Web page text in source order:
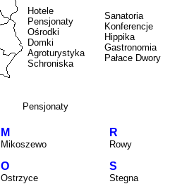
Hotele
Pensjonaty
Ośrodki
Domki
Agroturystyka
Schroniska
Sanatoria
Konferencje
Hippika
Gastronomia
Pałace Dwory
Pensjonaty
M
Mikoszewo
O
Ostrzyce
R
Rowy
S
Stegna